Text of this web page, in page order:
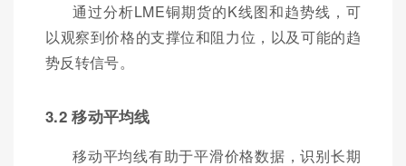
通过分析LME铜期货的K线图和趋势线，可
以观察到价格的支撑位和阻力位，以及可能的趋
势反转信号。
3.2 移动平均线
移动平均线有助于平滑价格数据，识别长期